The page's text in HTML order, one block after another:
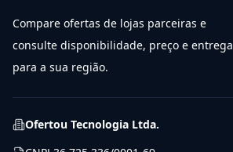
Compare ofertas de lojas parceiras e
consulte disponibilidade, preço e entrega
para a sua região.
Ofertou Tecnologia Ltda.